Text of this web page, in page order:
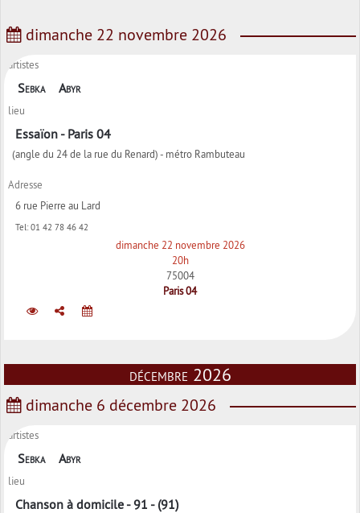
dimanche 22 novembre 2026
artistes
Sebka Abyr
lieu
Essaïon - Paris 04
(angle du 24 de la rue du Renard) - métro Rambuteau
Adresse
6 rue Pierre au Lard
Tel: 01 42 78 46 42
dimanche 22 novembre 2026
20h
75004
Paris 04
décembre 2026
dimanche 6 décembre 2026
artistes
Sebka Abyr
lieu
Chanson à domicile - 91 - (91)